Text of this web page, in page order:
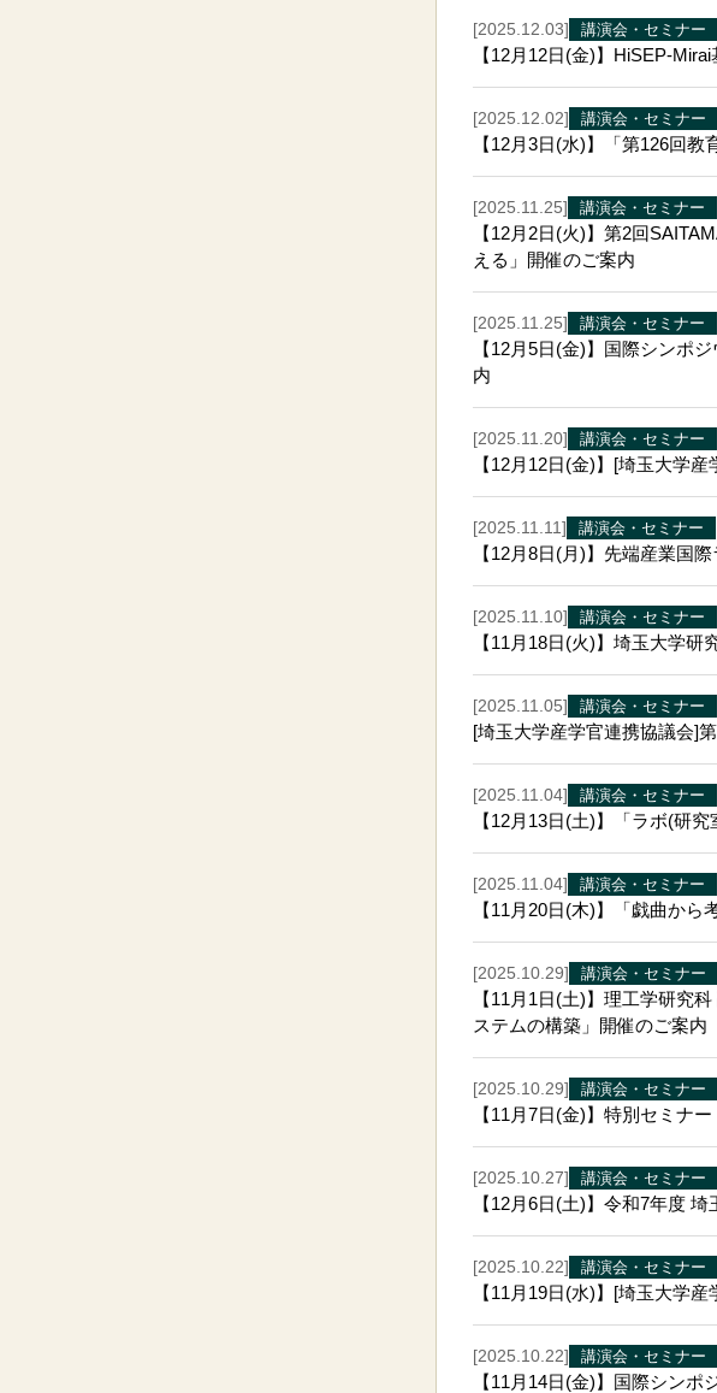
[2025.12.03] 講演会・セミナー
【12月12日(金)】HiSEP-
[2025.12.02] 講演会・セミナー
【12月3日(水)】「第126回
[2025.11.25] 講演会・セミナー
【12月2日(火)】第2回
える」開催のご案内
[2025.11.25] 講演会・セミナー
【12月5日(金)】国際シンポ
内
[2025.11.20] 講演会・セミナー
【12月12日(金)】[埼玉大学
[2025.11.11] 講演会・セミナー
【12月8日(月)】先端産業国
[2025.11.10] 講演会・セミナー
【11月18日(火)】埼玉大学
[2025.11.05] 講演会・セミナー
[埼玉大学産学官連携協議会]
[2025.11.04] 講演会・セミナー
【12月13日(土)】「ラボ(研
[2025.11.04] 講演会・セミナー
【11月20日(木)】「戯曲か
[2025.10.29] 講演会・セミナー
【11月1日(土)】理工学研究
ステムの構築」開催のご案内
[2025.10.29] 講演会・セミナー
【11月7日(金)】特別セミナ
[2025.10.27] 講演会・セミナー
【12月6日(土)】令和7年度
[2025.10.22] 講演会・セミナー
【11月19日(水)】[埼玉大学
[2025.10.22] 講演会・セミナー
【11月14日(金)】国際シン